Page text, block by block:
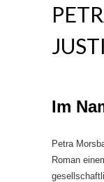
Im
Petra
Roman